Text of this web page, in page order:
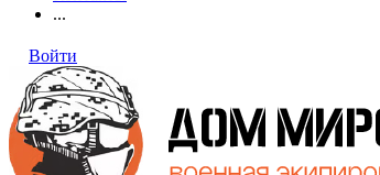
...
Войти